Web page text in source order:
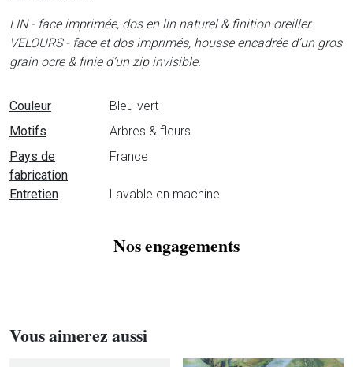
LIN - face imprimée, dos en lin naturel & finition oreiller.
VELOURS - face et dos imprimés, housse encadrée d’un gros
grain ocre & finie d’un zip invisible.
Fiche technique
Couleur
Bleu-vert
Motifs
Arbres & fleurs
Pays de
fabrication
France
Entretien Lavable en machine
Nos engagements
Vous aimerez aussi